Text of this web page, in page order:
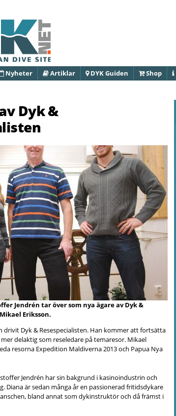
Nyheter Artiklar DYK Guiden Shop
Dyk &
Jendrén tar över som nya ägare av Dyk &
Eriksson.
drivit Dyk & Resespecialisten. Han kommer att fortsätta
delaktig som reseledare på temaresor. Mikael
resorna Expedition Maldiverna 2013 och Papua Nya
Jendrén har sin bakgrund i kasinoindustrin och
Diana är sedan många år en passionerad fritidsdykare
bland annat som dykinstruktör och då främst i